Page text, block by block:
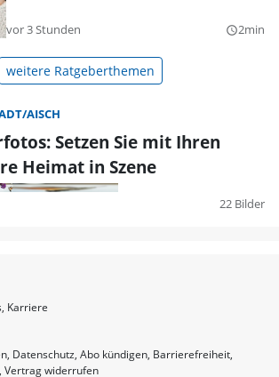
vor 3 Stunden query_builder2min
weitere Ratgeberthemen
AISCH
Setzen Sie mit Ihren
Heimat in Szene
22 Bilder
Karriere
Datenschutz Abo kündigen Barrierefreiheit
Vertrag widerrufen